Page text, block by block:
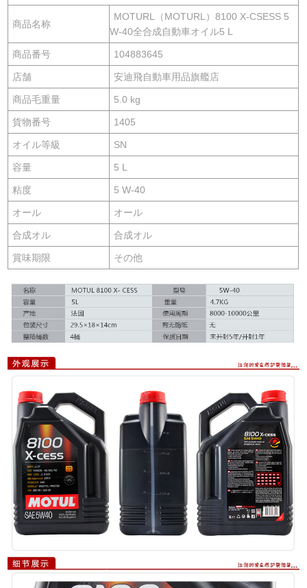
商品名称
MOTURL（MOTURL）8100 X-CSESS 5
W-40全合成自動車オイル5 L
商品番号 104883645
店舗 安迪飛自動車用品旗艦店
商品毛重量 5.0 kg
貨物番号 1405
オイル等級 SN
容量 5 L
粘度 5 W-40
オール オール
合成オル 合成オル
賞味期限 その他